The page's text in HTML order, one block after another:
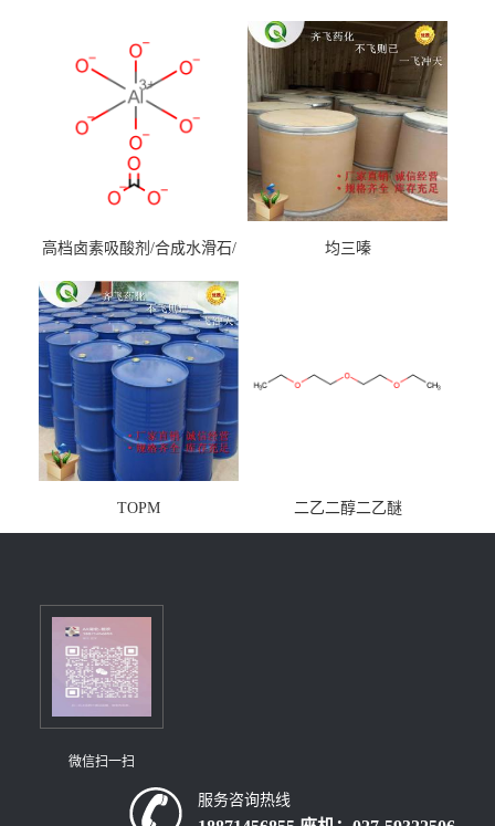
高档卤素吸酸剂/合成水滑石/
均三嗪
TOPM 二乙二醇二乙醚
微信扫一扫
服务咨询热线